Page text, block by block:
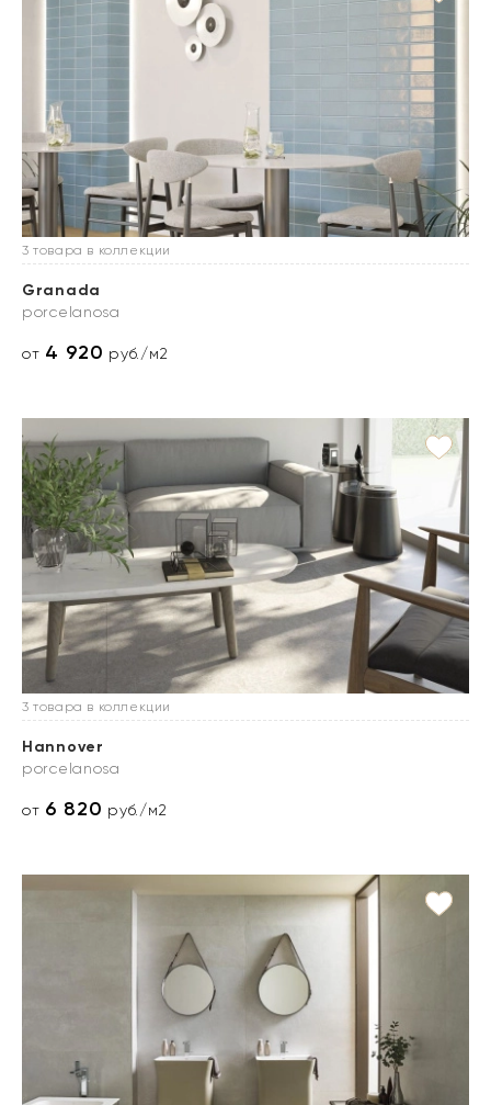
3 товара в коллекции
Granada
porcelanosa
от 4 920 руб./м2
3 товара в коллекции
Hannover
porcelanosa
от 6 820 руб./м2